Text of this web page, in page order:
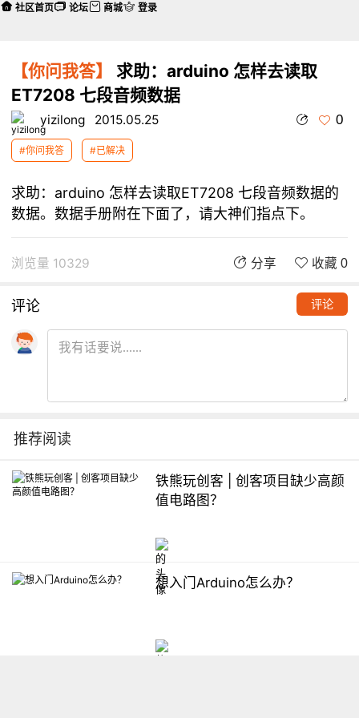
【你问我答】
求助：arduino 怎样去读取
ET7208 七段音频数据
yizilong 2015.05.25 0
#你问我答 #已解决
求助：arduino 怎样去读取ET7208 七段音频数据的
数据。数据手册附在下面了，请大神们指点下。
浏览量 10329 分享 收藏 0
评论 评论
推荐阅读
铁熊玩创客 | 创客项目缺少高颜
值电路图？
想入门Arduino怎么办？
社区首页 论坛 商城 登录